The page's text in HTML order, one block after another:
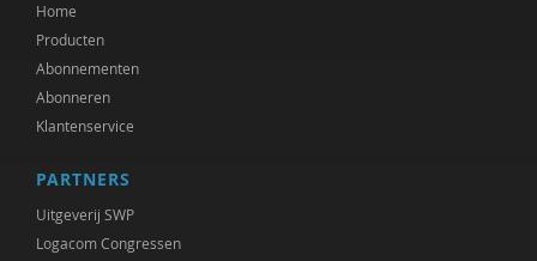
Home
Producten
Abonnementen
Abonneren
Klantenservice
PARTNERS
Uitgeverij SWP
Logacom Congressen